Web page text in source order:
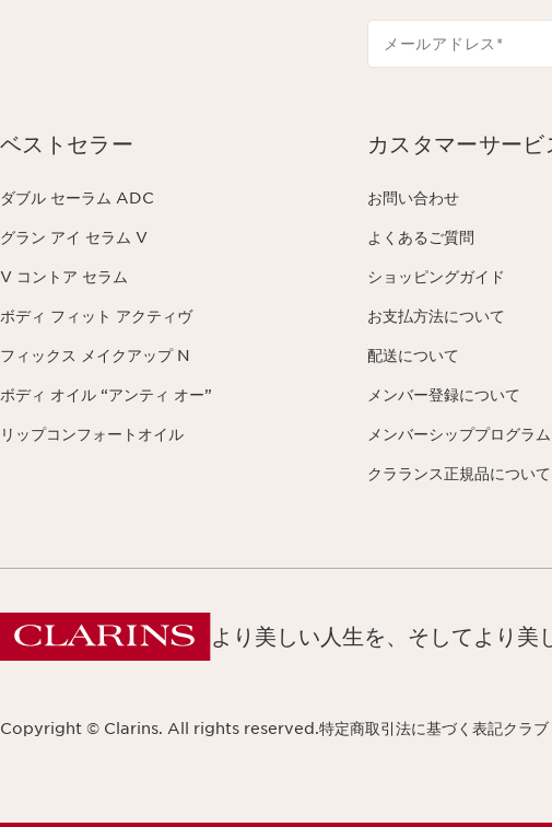
メールアドレス *
ベストセラー
ダブル セーラム ADC
グラン アイ セラム V
V コントア セラム
ボディ フィット アクティヴ
フィックス メイクアップ N
ボディ オイル “アンティ オー”
リップコンフォートオイル
カスタマーサー
お問い合わせ
よくあるご質問
ショッピングガイド
お支払方法について
配送について
メンバー登録について
メンバーシッププログラ
クラランス正規品について
より美しい人生を、そしてより美
Copyright © Clarins. All rights reserved.特定商取引法に基づく表記クラ